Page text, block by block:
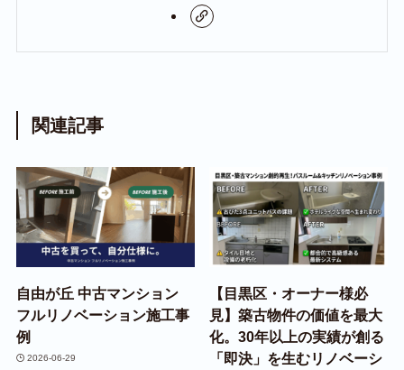
関連記事
自由が丘 中古マンション
フルリノベーション施工事
例
2026-06-29
【目黒区・オーナー様必
見】築古物件の価値を最大
化。30年以上の実績が創る
「即決」を生むリノベーシ